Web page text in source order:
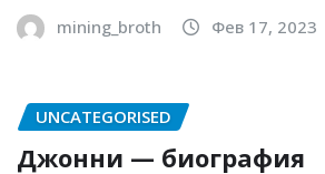
mining_broth Фев 17, 2023
UNCATEGORISED
Джонни — биография